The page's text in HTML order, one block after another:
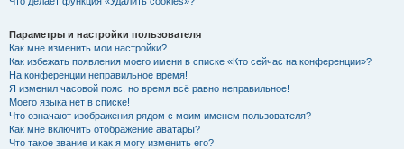
Параметры и настройки пользователя
Как мне изменить мои настройки?
Как избежать появления моего имени в списке «Кто сейчас на конференции»?
На конференции неправильное время!
Я изменил часовой пояс, но время всё равно неправильное!
Моего языка нет в списке!
Что означают изображения рядом с моим именем пользователя?
Как мне включить отображение аватары?
Что такое звание и как я могу изменить его?